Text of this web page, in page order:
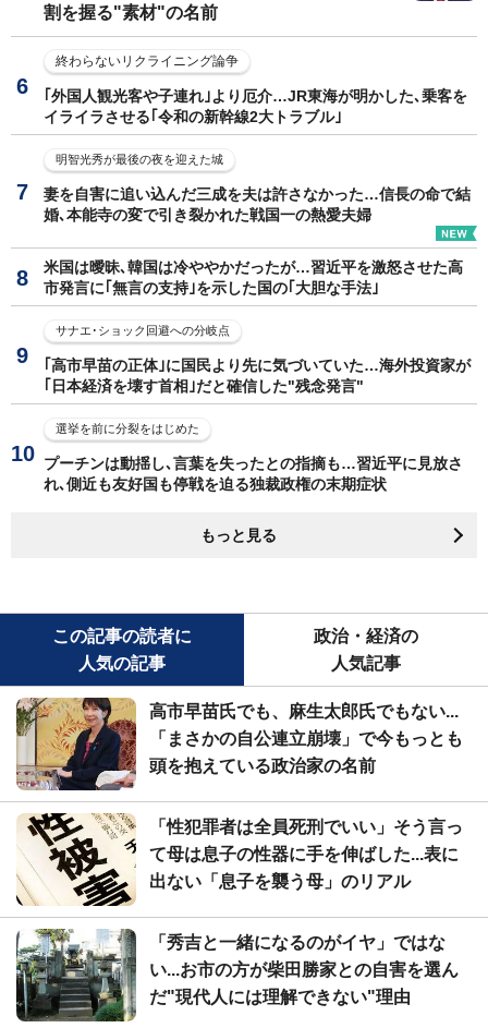
割を握る"素材"の名前
終わらないリクライニング論争
｢外国人観光客や子連れ｣より厄介…JR東海が明かした､乗客を
イライラさせる｢令和の新幹線2大トラブル｣
明智光秀が最後の夜を迎えた城
妻を自害に追い込んだ三成を夫は許さなかった…信長の命で結
婚､本能寺の変で引き裂かれた戦国一の熱愛夫婦
米国は曖昧､韓国は冷ややかだったが…習近平を激怒させた高
市発言に｢無言の支持｣を示した国の｢大胆な手法｣
サナエ･ショック回避への分岐点
｢高市早苗の正体｣に国民より先に気づいていた…海外投資家が
｢日本経済を壊す首相｣だと確信した"残念発言"
選挙を前に分裂をはじめた
プーチンは動揺し､言葉を失ったとの指摘も…習近平に見放さ
れ､側近も友好国も停戦を迫る独裁政権の末期症状
もっと見る
この記事の読者に
人気の記事
政治・経済の
人気記事
高市早苗氏でも、麻生太郎氏でもない...
「まさかの自公連立崩壊」で今もっとも
頭を抱えている政治家の名前
「性犯罪者は全員死刑でいい」そう言っ
て母は息子の性器に手を伸ばした...表に
出ない「息子を襲う母」のリアル
「秀吉と一緒になるのがイヤ」ではな
い...お市の方が柴田勝家との自害を選ん
だ"現代人には理解できない"理由